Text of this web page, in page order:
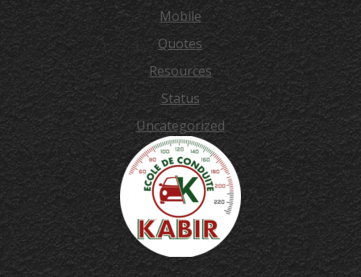
Mobile
Quotes
Resources
Status
Uncategorized